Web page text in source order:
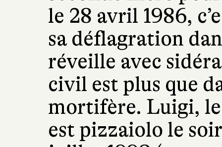
le 28 avril 1986,
sa déflagration
réveille avec
civil est plus que
mortifère. Luigi,
est pizzaiolo le